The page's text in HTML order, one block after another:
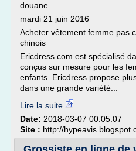
douane.
mardi 21 juin 2016
Acheter vêtement femme pas
chinois
Ericdress.com est spécialisé
conçus sur mesure pour les
enfants. Ericdress propose
dans une grande variété...
Lire la suite
Date: 2018-03-07 00:05:07
Site : http://